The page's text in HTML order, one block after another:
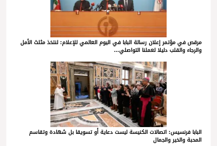
مرقص في مؤتمر إعلان رسالة البابا في اليوم العالمي للإعلام: لنتخذ مثلث الأمل
والرجاء والقلب دليلا لعملنا التواصلي…
البابا فرنسيس: اتصالات الكنيسة ليست دعاية أو تسويقا بل شهادة وتقاسم
المحبة والخير والجمال